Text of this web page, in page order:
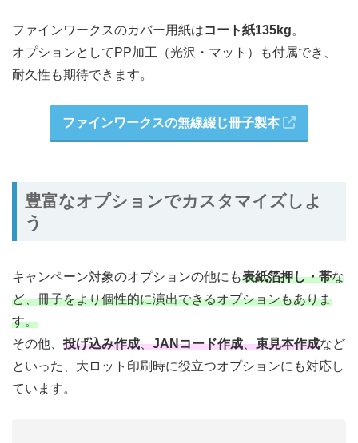
ファインワークスのカバー用紙はコート紙135kg。
オプションとしてPP加工（光沢・マット）も付属でき、
耐久性も期待できます。
ファインワークスの無線綴じ冊子製本
豊富なオプションでカスタマイズしよ
う
キャンペーン対象のオプションの他にも表紙箔押し・帯な
ど、冊子をより個性的に演出できるオプションもありま
す。
その他、 投げ込み作成、JANコード作成、束見本作成など
といった、大ロット印刷時に役立つオプションにも対応し
ています。